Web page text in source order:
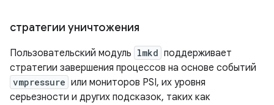
стратегии уничтожения
Пользовательский модуль lmkd поддерживает
стратегии завершения процессов на основе событий
vmpressure или мониторов PSI, их уровня
серьезности и других подсказок, таких как